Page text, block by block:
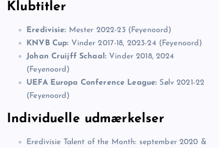
Klubtitler
Eredivisie: Mester 2022-23 (Feyenoord)
KNVB Cup: Vinder 2017-18, 2023-24 (Feyenoord)
Johan Cruijff Schaal: Vinder 2018, 2024
(Feyenoord)
UEFA Europa Conference League: Sølv 2021-22
(Feyenoord)
Individuelle udmærkelser
Eredivisie Talent of the Month: september 2020 &